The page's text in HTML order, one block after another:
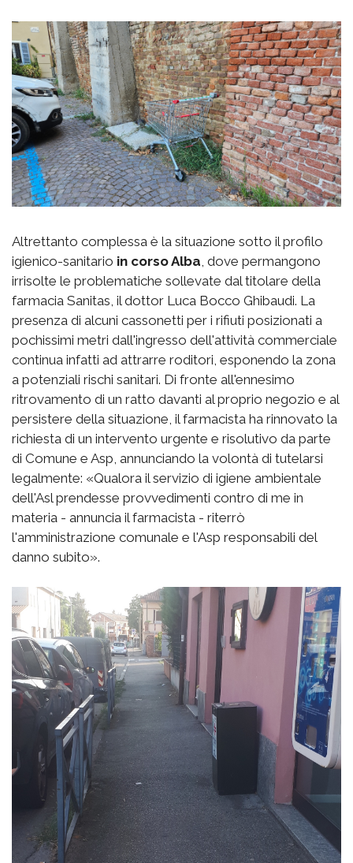
Altrettanto complessa è la situazione sotto il profilo
igienico-sanitario in corso Alba , dove permangono
irrisolte le problematiche sollevate dal titolare della
farmacia Sanitas, il dottor Luca Bocco Ghibaudi. La
presenza di alcuni cassonetti per i rifiuti posizionati a
pochissimi metri dall'ingresso dell'attività commerciale
continua infatti ad attrarre roditori, esponendo la zona
a potenziali rischi sanitari. Di fronte all'ennesimo
ritrovamento di un ratto davanti al proprio negozio e al
persistere della situazione, il farmacista ha rinnovato la
richiesta di un intervento urgente e risolutivo da parte
di Comune e Asp, annunciando la volontà di tutelarsi
legalmente: «Qualora il servizio di igiene ambientale
dell'Asl prendesse provvedimenti contro di me in
materia - annuncia il farmacista - riterrò
l'amministrazione comunale e l'Asp responsabili del
danno subito».